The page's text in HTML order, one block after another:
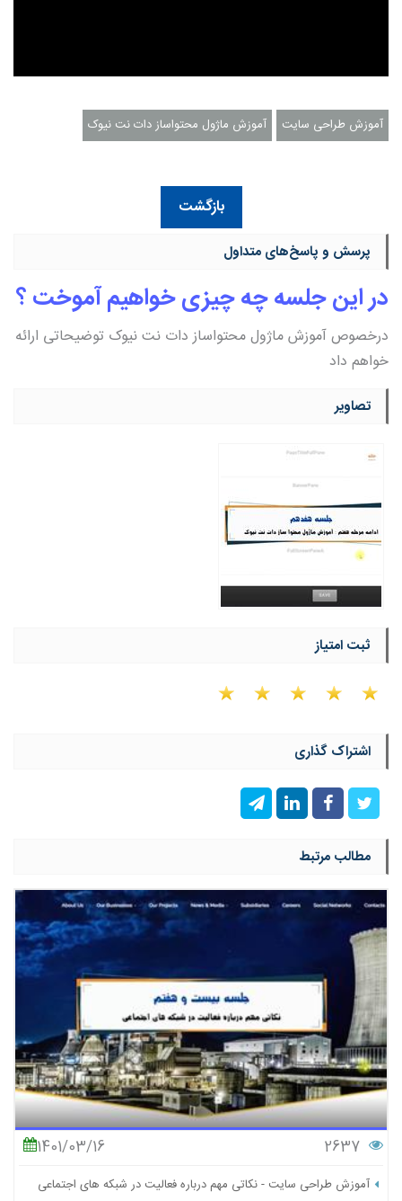
آموزش طراحی سایت آموزش ماژول محتواساز دات نت نیوک
بازگشت
پرسش و پاسخ‌های متداول
در این جلسه چه چیزی خواهیم آموخت ؟
درخصوص آموزش ماژول محتواساز دات نت نیوک توضیحاتی ارائه
خواهم داد
تصاویر
ثبت امتیاز
اشتراک گذاری
مطالب مرتبط
1401/03/16
آموزش طراحی سایت - نکاتی مهم درباره فعالیت در شبکه های اجتماعی